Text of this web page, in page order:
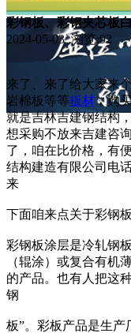
彩钢板、彩钢夹芯板
2024-05-03 浏览:92
来了、来了给大家来
岩棉板等等板材，购
就是吉林吉建钢结构
想采购不放来吉建咨
了，咱在比价格，有
结构建造有限公司电
来
下面咱来点关于彩钢
彩钢板涂层是冷轧钢
（辊涂）或复合有机
的产品。也有人把这
钢
板”。彩板产品是生